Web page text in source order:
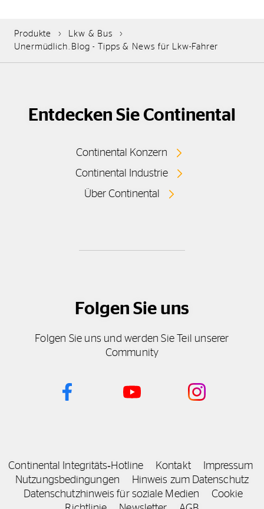
Produkte
Lkw & Bus
Unermüdlich.Blog - Tipps & News für Lkw-Fahrer
Entdecken Sie Continental
Continental Konzern
Continental Industrie
Über Continental
Folgen Sie uns
Folgen Sie uns und werden Sie Teil unserer
Community
Continental Integritäts‑Hotline Kontakt
Impressum
Nutzungsbedingungen
Hinweis zum Datenschutz
Datenschutzhinweis für soziale Medien
Cookie